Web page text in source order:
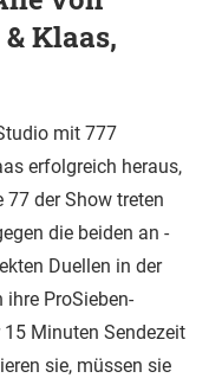
Klaas,
mit 777
erfolgreich heraus,
77 der Show treten
die beiden an -
Duellen in der
ProSieben-
Minuten Sendezeit
sie, müssen sie